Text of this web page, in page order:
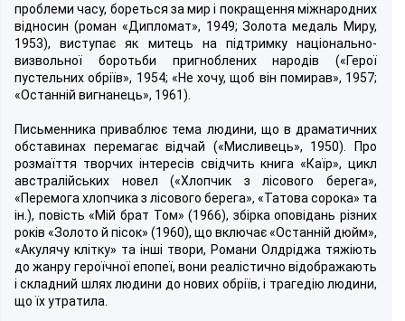
проблеми часу, бореться за мир і покращення міжнародних
відносин (роман «Дипломат», 1949; Золота медаль Миру,
1953), виступає як митець на підтримку національно-
визвольної боротьби пригноблених народів («Герої
пустельних обріїв», 1954; «Не хочу, щоб він помирав», 1957;
«Останній вигнанець», 1961).
Письменника приваблює тема людини, що в драматичних
обставинах перемагає відчай («Мисливець», 1950). Про
розмаїття творчих інтересів свідчить книга «Каїр», цикл
австралійських новел («Хлопчик з лісового берега»,
«Перемога хлопчика з лісового берега», «Татова сорока» та
ін.), повість «Мій брат Том» (1966), збірка оповідань різних
років «Золото й пісок» (1960), що включає «Останній дюйм»,
«Акулячу клітку» та інші твори, Романи Олдріджа тяжіють
до жанру героїчної епопеї, вони реалістично відображають
і складний шлях людини до нових обріїв, і трагедію людини,
що їх утратила.